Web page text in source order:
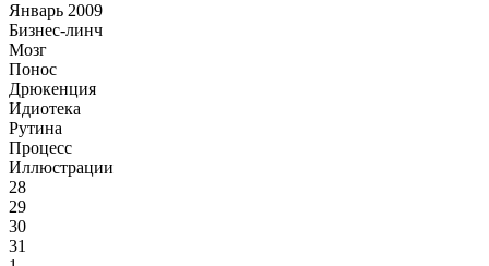
Январь 2009
Бизнес-линч
Мозг
Понос
Дрюкенция
Идиотека
Рутина
Процесс
Иллюстрации
28
29
30
31